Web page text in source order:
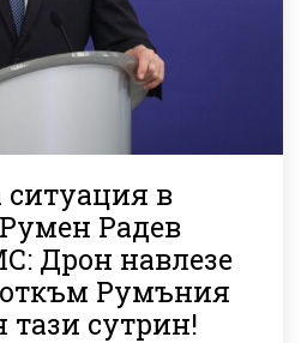
в
Радев
Дрон навлезе
Румъния
тази сутрин!